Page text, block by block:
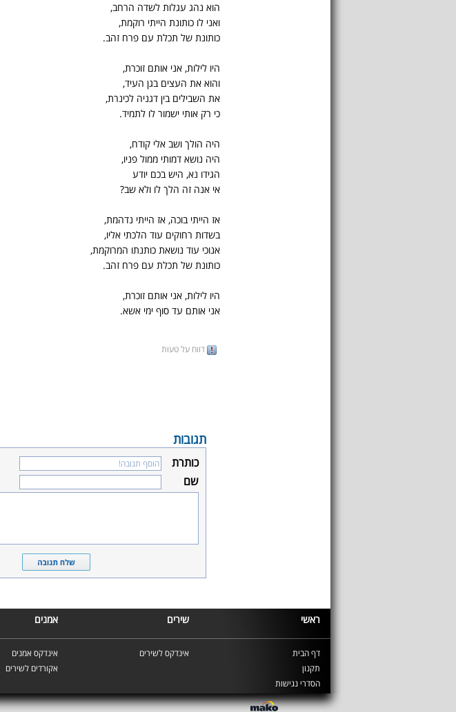
הוא נהג עגלות לשדה הרחב,
ואני לו כותונת הייתי רוקמת,
כותונת של תכלת עם פרח זהב.
היו לילות, אני אותם זוכרת,
והוא את העצים בגן העיד,
את השבילים בין דגניה לכינרת,
כי רק אותי ישמור לו לתמיד.
היה הולך ושב אלי קודח,
היה נושא דמותי ממול פניו,
הגידו נא, היש בכם יודע
אי אנה זה הלך לו ולא שב?
אז הייתי בוכה, אז הייתי נדהמת,
בשדות רחוקים עוד הלכתי אליו,
אנוכי עוד נושאת כותנתו המרוקמת,
כותונת של תכלת עם פרח זהב.
היו לילות, אני אותם זוכרת,
אני אותם עד סוף ימי אשא.
דווח על טעות
תגובות
כותרת
שם
ראשי שירים אמנים
דף הבית
תקנון
הסדרי נגישות
אינדקס לשירים
אינדקס אמנים
אקורדים לשירים